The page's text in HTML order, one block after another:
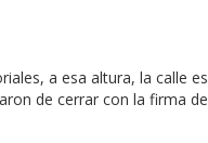
a esa altura, la calle es
de cerrar con la firma de